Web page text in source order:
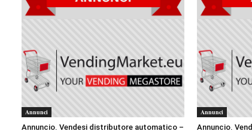
Annunci
Annuncio. Vendesi distributore automatico –
Annunci
Annuncio.